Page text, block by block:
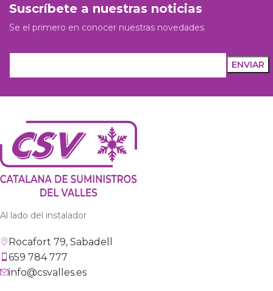
Suscríbete a nuestras noticias
Se el primero en conocer nuestras novedades
Al lado del instalador
Rocafort 79, Sabadell
659 784 777
info@csvalles.es